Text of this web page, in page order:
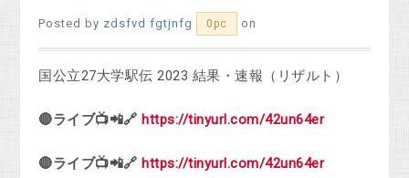
Posted by zdsfvd fgtjnfg 0pc on
国公立27大学駅伝 2023 結果・速報（リザルト）
🔴ライブ📺📲🔗 https://tinyurl.com/42un64er
🔴ライブ📺📲🔗 https://tinyurl.com/42un64er